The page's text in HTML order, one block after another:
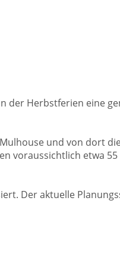
Herbstferien eine
und von dort
voraussichtlich etwa
Der aktuelle